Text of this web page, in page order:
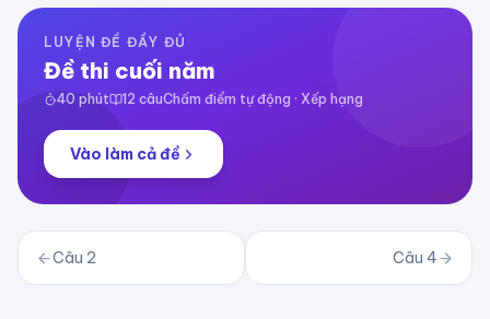
LUYỆN ĐỀ ĐẦY ĐỦ
Đề thi cuối năm
40 phút 12 câuChấm điểm tự động · Xếp hạng
Vào làm cả đề
Câu 2 Câu 4